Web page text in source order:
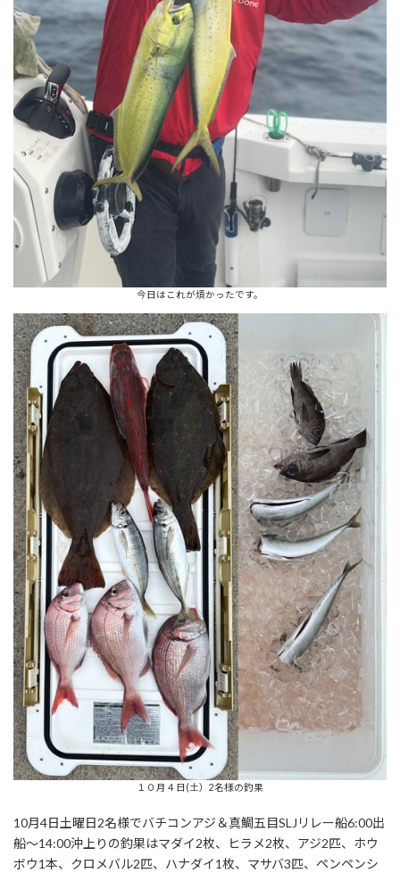
今日はこれが煩かったです。
１０月４日(土）2名様の釣果
10月4日土曜日2名様でバチコンアジ＆真鯛五目SLJリレー船6:00出
船～14:00沖上りの釣果はマダイ2枚、ヒラメ2枚、アジ2匹、ホウ
ボウ1本、クロメバル2匹、ハナダイ1枚、マサバ3匹、ペンペンシ